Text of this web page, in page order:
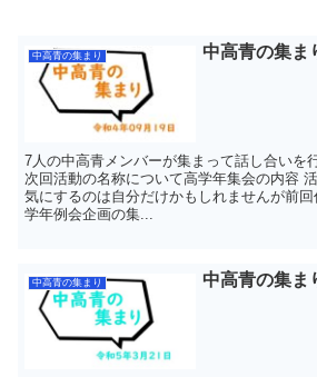
中高青の集まり 中高青の集ま
7人の中高青メンバーが集まって話し合いを
次回活動の名称について高学年集会の内容
気にするのは自分だけかもしれませんが前
学年例会企画の集...
中高青の集まり 中高青の集ま